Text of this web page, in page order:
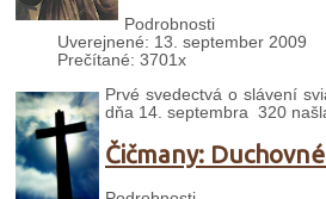
Podrobnosti
Uverejnené: 13. september 2009
Prečítané: 3701x
Prvé svedectvá o slávení
dňa 14. septembra 320
Čičmany: